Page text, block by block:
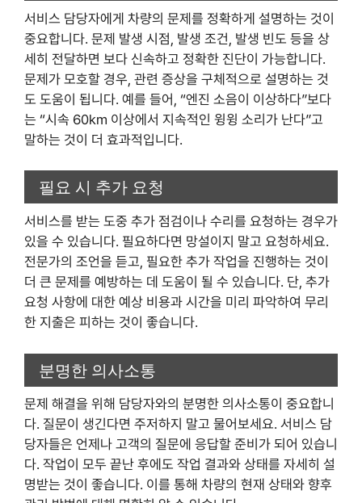
서비스 담당자에게 차량의 문제를 정확하게 설명하는 것이
중요합니다. 문제 발생 시점, 발생 조건, 발생 빈도 등을 상
세히 전달하면 보다 신속하고 정확한 진단이 가능합니다.
문제가 모호할 경우, 관련 증상을 구체적으로 설명하는 것
도 도움이 됩니다. 예를 들어, “엔진 소음이 이상하다”보다
는 “시속 60km 이상에서 지속적인 윙윙 소리가 난다”고
말하는 것이 더 효과적입니다.
필요 시 추가 요청
서비스를 받는 도중 추가 점검이나 수리를 요청하는 경우가
있을 수 있습니다. 필요하다면 망설이지 말고 요청하세요.
전문가의 조언을 듣고, 필요한 추가 작업을 진행하는 것이
더 큰 문제를 예방하는 데 도움이 될 수 있습니다. 단, 추가
요청 사항에 대한 예상 비용과 시간을 미리 파악하여 무리
한 지출은 피하는 것이 좋습니다.
분명한 의사소통
문제 해결을 위해 담당자와의 분명한 의사소통이 중요합니
다. 질문이 생긴다면 주저하지 말고 물어보세요. 서비스 담
당자들은 언제나 고객의 질문에 응답할 준비가 되어 있습니
다. 작업이 모두 끝난 후에도 작업 결과와 상태를 자세히 설
명받는 것이 좋습니다. 이를 통해 차량의 현재 상태와 향후